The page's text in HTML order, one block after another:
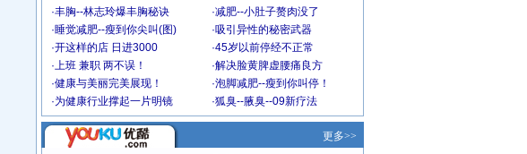
·丰胸--林志玲爆丰胸秘诀 ·减肥--小肚子赘肉没了
·睡觉减肥--瘦到你尖叫(图) ·吸引异性的秘密武器
·开这样的店 日进3000 ·45岁以前停经不正常
·上班 兼职 两不误！ ·解决脸黄脾虚腰痛良方
·健康与美丽完美展现！ ·泡脚减肥--瘦到你叫停！
·为健康行业撑起一片明镜 ·狐臭--腋臭--09新疗法